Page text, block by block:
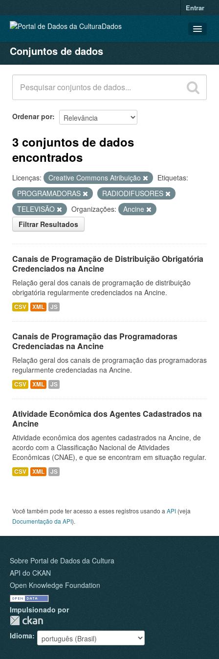
Entrar
CONJUNTOS DE DADOS
ORGANIZAÇÕES
GRUPOS
SOBRE
Conjuntos de dados
Ordenar por
3 conjuntos de dados
encontrados
Licenças: Creative Commons Atribuição
Etiquetas:
PROGRAMADORAS
RADIODIFUSORES
TELEVISÃO
Organizações:
Ancine
Filtrar Resultados
Canais de Programação de Distribuição Obrigatória
Credenciados na Ancine
Relação geral dos canais de programação de distribuição
obrigatória regularmente credenciados na Ancine.
CSV XML JS
Canais de Programação das Programadoras
Credenciadas na Ancine
Relação geral dos canais de programação das programadoras
regularmente credenciadas na Ancine.
CSV XML JS
Atividade Econômica dos Agentes Cadastrados na
Ancine
Atividade econômica dos agentes cadastrados na Ancine, de
acordo com a Classificação Nacional de Atividades
Econômicas (CNAE), e que se encontram em situação regular.
CSV XML JS
Você também pode ter acesso a esses registros usando a API (veja
Documentação da API).
Sobre Portal de Dados da Cultura
API do CKAN
Open Knowledge Foundation
Impulsionado por
Idioma